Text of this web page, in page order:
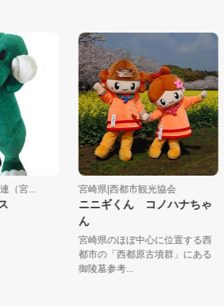
... 宮崎県|西都市観光協会
ニニギくん コノハナちゃ
宮崎県のほぼ中心に位置する西
都市の「西都原古墳群」にある
御陵墓参考...